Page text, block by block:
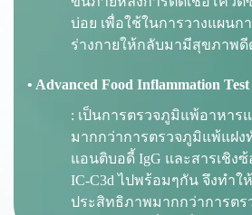
บ่อย เพื่อใช้ในการวางแผนก
ร่างกายให้กลับมามีสุขภาพดี
• Advanced Food Inflammation Test
: เป็นการตรวจภูมิแพ้อาหาร
มากกว่าการตรวจภูมิแพ้แฝง
แอนติบอดี้ IgG และสารเชิงซ้
IC-C3d ไปพร้อมๆกัน จึงทำ
ประสิทธิภาพมากกว่าการต